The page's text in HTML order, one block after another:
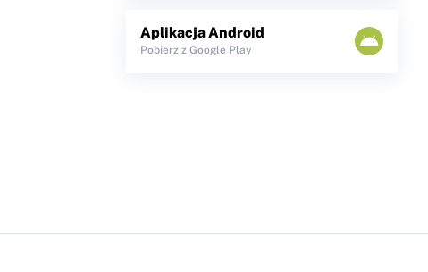
Aplikacja Android
Pobierz z Google Play